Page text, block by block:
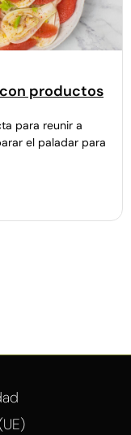
productos
para reunir a
el paladar para